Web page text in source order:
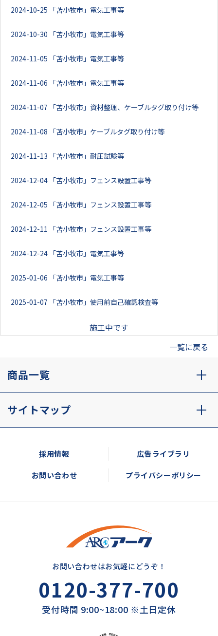
2024-10-25 「苫小牧市」電気工事等
2024-10-30 「苫小牧市」電気工事等
2024-11-05 「苫小牧市」電気工事等
2024-11-06 「苫小牧市」電気工事等
2024-11-07 「苫小牧市」資材整理、ケーブルタグ取り付け等
2024-11-08 「苫小牧市」ケーブルタグ取り付け等
2024-11-13 「苫小牧市」耐圧試験等
2024-12-04 「苫小牧市」フェンス設置工事等
2024-12-05 「苫小牧市」フェンス設置工事等
2024-12-11 「苫小牧市」フェンス設置工事等
2024-12-24 「苫小牧市」電気工事等
2025-01-06 「苫小牧市」電気工事等
2025-01-07 「苫小牧市」使用前自己確認検査等
施工中です
一覧に戻る
商品一覧
サイトマップ
採用情報 広告ライブラリ
お問い合わせ プライバシーポリシー
お問い合わせはお気軽にどうぞ！
0120-377-700
受付時間 9:00~18:00 ※土日定休